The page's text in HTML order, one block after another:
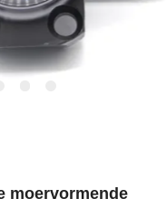
moervormende